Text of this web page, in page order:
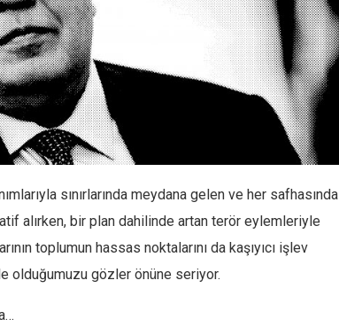
sınırlarında meydana gelen ve her safhasında
alırken, bir plan dahilinde artan terör eylemleriyle
toplumun hassas noktalarını da kaşıyıcı işlev
olduğumuzu gözler önüne seriyor.